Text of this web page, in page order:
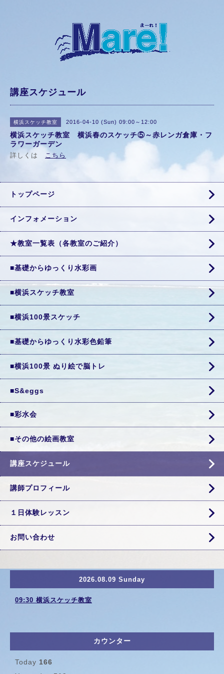
講座スケジュール
横浜スケッチ教室 2016-04-10 (Sun) 09:00～12:00
横浜スケッチ教室 横浜春のスケッチ⑤～赤レンガ倉庫・フ
ラワーガーデン
詳しくは こちら
トップページ
インフォメーション
★教室一覧表（各教室のご紹介）
■基礎からゆっくり水彩画
■横浜スケッチ教室
■横浜100景スケッチ
■基礎からゆっくり水彩色鉛筆
■横浜100景 ぬり絵で脳トレ
■S&eggs
■彩水会
■その他の絵画教室
講座スケジュール
講師プロフィール
１日体験レッスン
お問い合わせ
2026.08.09 Sunday
09:30 横浜スケッチ教室
カウンター
Today 166